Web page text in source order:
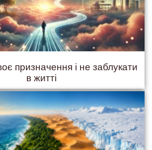
призначення і не заблукати
в житті